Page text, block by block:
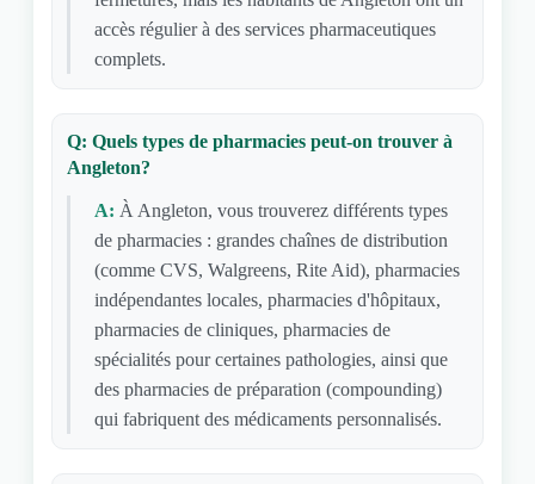
accès régulier à des services pharmaceutiques
complets.
Q: Quels types de pharmacies peut-on trouver à
Angleton?
A: À Angleton, vous trouverez différents types
de pharmacies : grandes chaînes de distribution
(comme CVS, Walgreens, Rite Aid), pharmacies
indépendantes locales, pharmacies d'hôpitaux,
pharmacies de cliniques, pharmacies de
spécialités pour certaines pathologies, ainsi que
des pharmacies de préparation (compounding)
qui fabriquent des médicaments personnalisés.